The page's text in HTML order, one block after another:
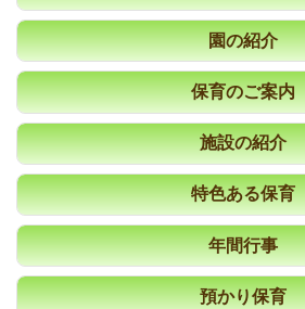
園の紹介
保育のご案内
施設の紹介
特色ある保育
年間行事
預かり保育